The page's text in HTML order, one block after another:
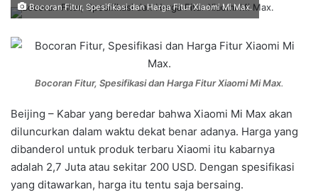
Bocoran Fitur, Spesifikasi dan Harga Fitur Xiaomi Mi Max.
Bocoran Fitur, Spesifikasi dan Harga Fitur Xiaomi Mi Max.
Beijing – Kabar yang beredar bahwa Xiaomi Mi Max akan
diluncurkan dalam waktu dekat benar adanya. Harga yang
dibanderol untuk produk terbaru Xiaomi itu kabarnya
adalah 2,7 Juta atau sekitar 200 USD. Dengan spesifikasi
yang ditawarkan, harga itu tentu saja bersaing.